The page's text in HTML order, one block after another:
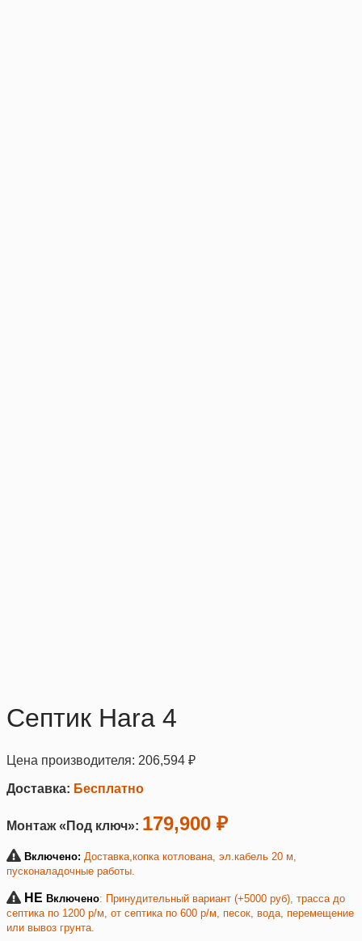
Септик Hara 4
Цена производителя: 206,594 ₽
Доставка: Бесплатно
Монтаж «Под ключ»: 179,900 ₽
Включено: Доставка,копка котлована, эл.кабель 20 м,
пусконаладочные работы.
НЕ Включено: Принудительный вариант (+5000 руб), трасса до
септика по 1200 р/м, от септика по 600 р/м, песок, вода, перемещение
или вывоз грунта.